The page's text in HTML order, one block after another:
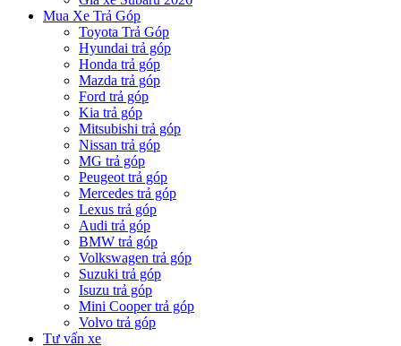
Mua Xe Trả Góp
Toyota Trả Góp
Hyundai trả góp
Honda trả góp
Mazda trả góp
Ford trả góp
Kia trả góp
Mitsubishi trả góp
Nissan trả góp
MG trả góp
Peugeot trả góp
Mercedes trả góp
Lexus trả góp
Audi trả góp
BMW trả góp
Volkswagen trả góp
Suzuki trả góp
Isuzu trả góp
Mini Cooper trả góp
Volvo trả góp
Tư vấn xe